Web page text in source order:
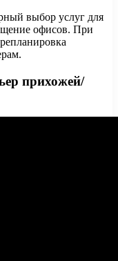
выбор услуг для
офисов. При
прихожей/